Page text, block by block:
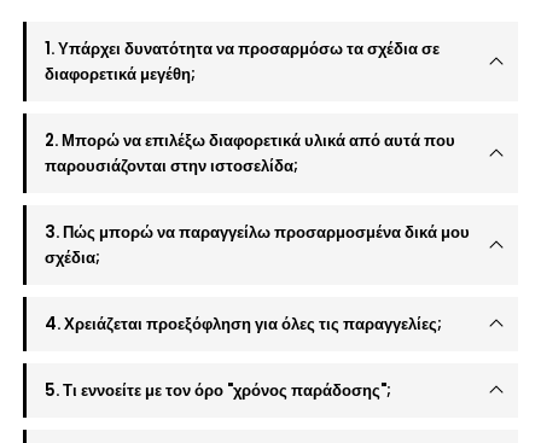
1. Υπάρχει δυνατότητα να προσαρμόσω τα σχέδια σε
διαφορετικά μεγέθη;
2. Μπορώ να επιλέξω διαφορετικά υλικά από αυτά που
παρουσιάζονται στην ιστοσελίδα;
3. Πώς μπορώ να παραγγείλω προσαρμοσμένα δικά μου
σχέδια;
4. Χρειάζεται προεξόφληση για όλες τις παραγγελίες;
5. Τι εννοείτε με τον όρο "χρόνος παράδοσης";